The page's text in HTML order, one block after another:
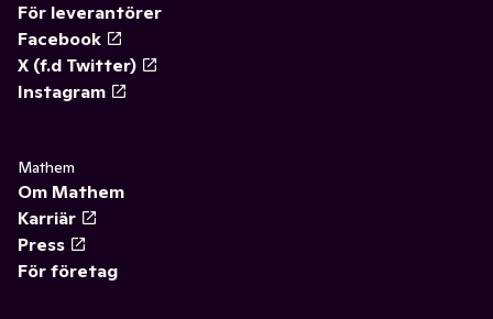
För leverantörer
Facebook
X (f.d Twitter)
Instagram
Mathem
Om Mathem
Karriär
Press
För företag